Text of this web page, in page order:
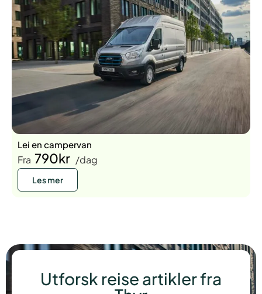
Lei en campervan
Fra 790kr /dag
Les mer
Utforsk reise artikler fra